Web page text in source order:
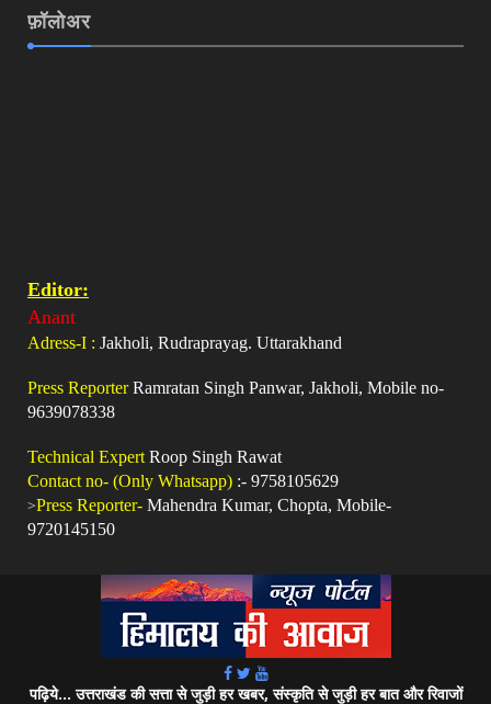
फ़ॉलोअर
Editor:
Anant
Adress-I : Jakholi, Rudraprayag. Uttarakhand
Press ReporterRamratan Singh Panwar, Jakholi, Mobile no-
9639078338
Technical Expert Roop Singh Rawat
Contact no- (Only Whatsapp) :- 9758105629
>Press Reporter- Mahendra Kumar, Chopta, Mobile-
9720145150
पढ़िये... उत्तराखंड की सत्ता से जुड़ी हर खबर, संस्कृति से जुड़ी हर बात और रिवाजों